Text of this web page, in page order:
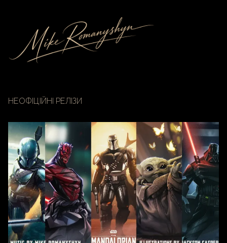
НЕОФІЦІЙНІ РЕЛІЗИ